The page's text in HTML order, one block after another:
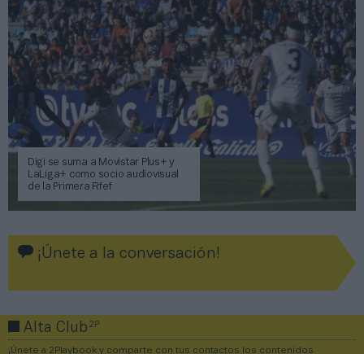
Digi se suma a Movistar Plus+ y
LaLiga+ como socio audiovisual
de la Primera Rfef
¡Únete a la conversación!
Alta Club2P
¡Únete a 2Playbook y comparte con tus contactos los contenidos